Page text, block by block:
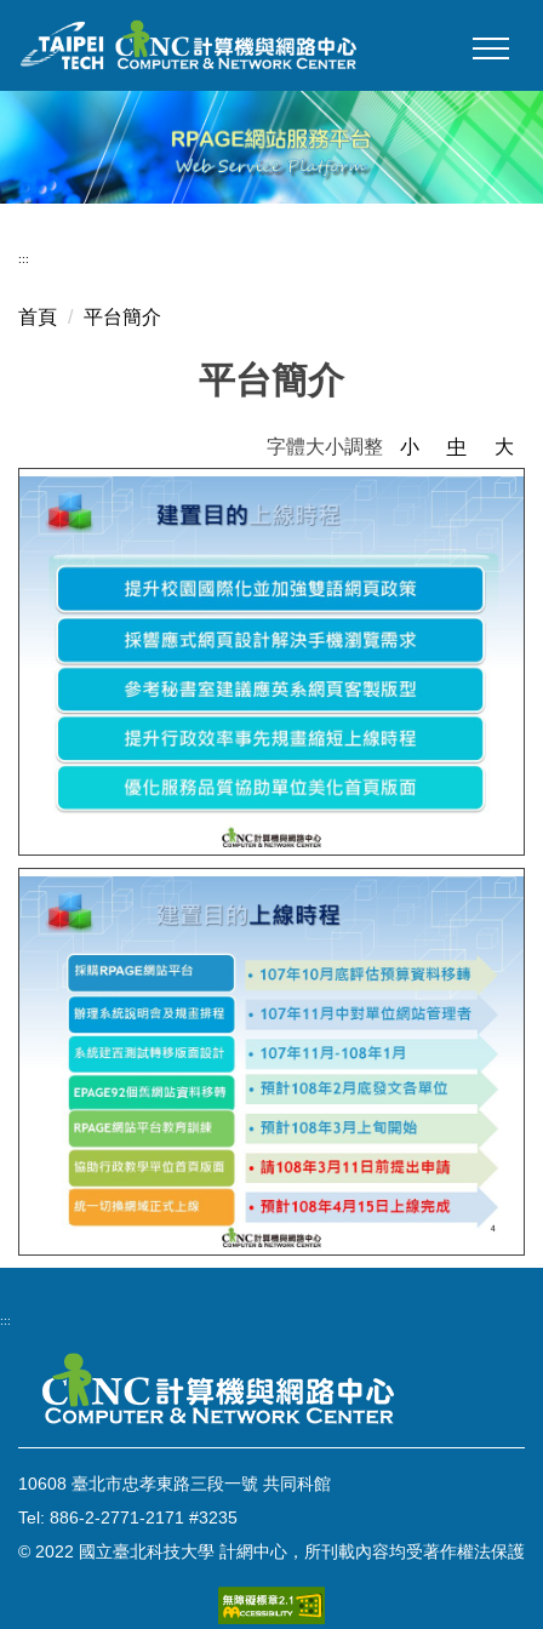
到
要
內
區
:::
首頁 平台簡介
平台簡介
字體大小調整 小 中 大
:::
10608 臺北市忠孝東路三段一號 共同科館
Tel: 886-2-2771-2171 #3235
© 2022 國立臺北科技大學 計網中心，所刊載內容均受著作權法保護